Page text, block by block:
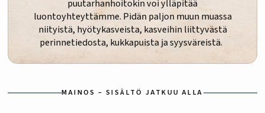
puutarhanhoitokin voi ylläpitää
luontoyhteyttämme. Pidän paljon muun muassa
niityistä, hyötykasveista, kasveihin liittyvästä
perinnetiedosta, kukkapuista ja syysväreistä.
MAINOS – SISÄLTÖ JATKUU ALLA